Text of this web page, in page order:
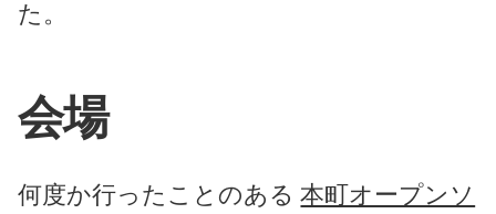
た。
会場
何度か行ったことのある本町オープンソ